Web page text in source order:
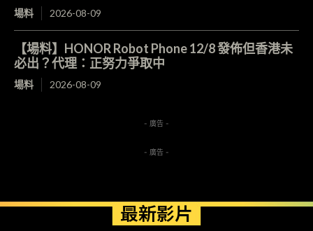
場料 2026-08-09
【場料】HONOR Robot Phone 12/8 發佈但香港未
必出？代理：正努力爭取中
場料 2026-08-09
- 廣告 -
- 廣告 -
最新影片